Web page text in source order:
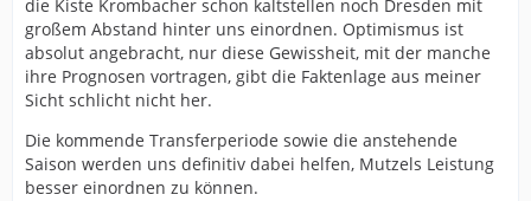
die Kiste Krombacher schon kaltstellen noch Dresden mit
großem Abstand hinter uns einordnen. Optimismus ist
absolut angebracht, nur diese Gewissheit, mit der manche
ihre Prognosen vortragen, gibt die Faktenlage aus meiner
Sicht schlicht nicht her.
Die kommende Transferperiode sowie die anstehende
Saison werden uns definitiv dabei helfen, Mutzels Leistung
besser einordnen zu können.